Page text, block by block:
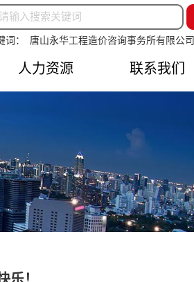
词： 唐山永华工程造价咨询事务所有限公司
人力资源 联系我们